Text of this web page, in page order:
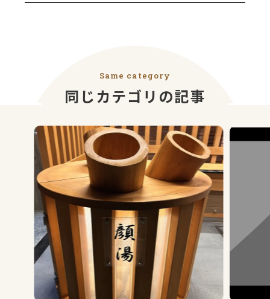
Same category
同じカテゴリの記事